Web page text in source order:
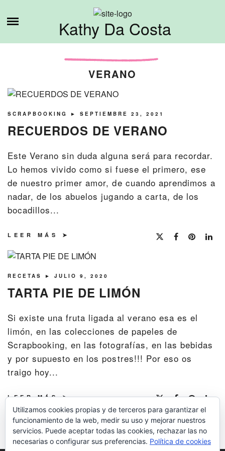
Kathy Da Costa
ESTO ES LO QUE HAGO
SOBRE MI
VERANO
SCRAPBOOKING ► SEPTIEMBRE 23, 2021
RECUERDOS DE VERANO
Este Verano sin duda alguna será para recordar.
Lo hemos vivido como si fuese el primero, ese
de nuestro primer amor, de cuando aprendimos a
nadar, de los abuelos jugando a carta, de los
bocadillos...
LEER MÁS
RECETAS ► JULIO 9, 2020
TARTA PIE DE LIMÓN
Si existe una fruta ligada al verano esa es el
limón, en las colecciones de papeles de
Scrapbooking, en las fotografías, en las bebidas
y por supuesto en los postres!!! Por eso os
traigo hoy...
LEER MÁS
Utilizamos cookies propias y de terceros para garantizar el
funcionamiento de la web, medir su uso y mejorar nuestros
servicios. Puede aceptar todas las cookies, rechazar las no
necesarias o configurar sus preferencias. Política de cookies